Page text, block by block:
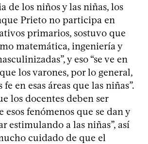
de los niños y las niñas, los
Prieto no participa en
primarios, sostuvo que
matemática, ingeniería y
y eso “se ve en
los varones, por lo general,
fe en esas áreas que las niñas”.
los docentes deben ser
esos fenómenos que se dan y
estimulando a las niñas”, así
cuidado de que el